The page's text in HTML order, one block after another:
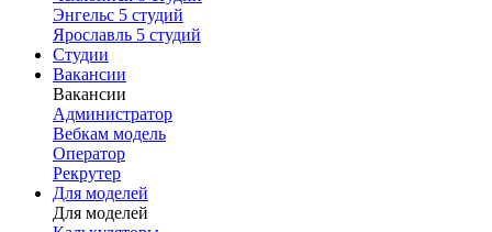
Энгельс 5 студий
Ярославль 5 студий
Студии
Вакансии
Вакансии
Администратор
Вебкам модель
Оператор
Рекрутер
Для моделей
Для моделей